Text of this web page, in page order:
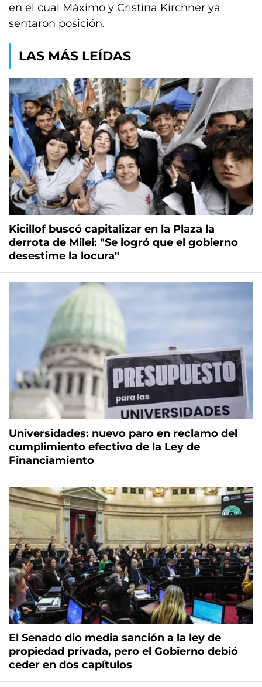
en el cual Máximo y Cristina Kirchner ya
sentaron posición.
LAS MÁS LEÍDAS
Kicillof buscó capitalizar en la Plaza la
derrota de Milei: "Se logró que el gobierno
desestime la locura"
Universidades: nuevo paro en reclamo del
cumplimiento efectivo de la Ley de
Financiamiento
El Senado dio media sanción a la ley de
propiedad privada, pero el Gobierno debió
ceder en dos capítulos